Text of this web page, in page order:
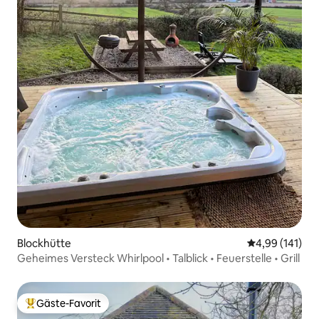
Blockhütte
4,99 (141)
Geheimes Versteck Whirlpool • Talblick • Feuerstelle • Grill
Beliebter Gäste-Favorit.
Gäste-Favorit